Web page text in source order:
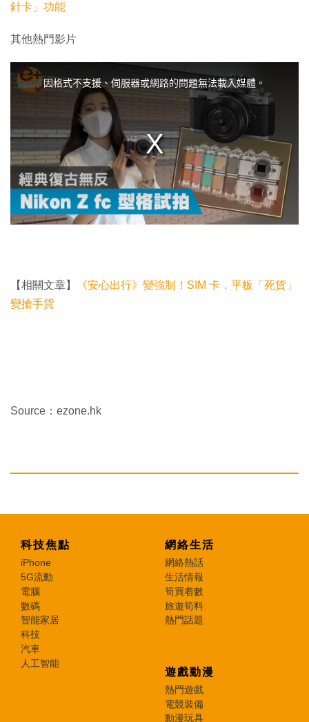
針卡」功能
其他熱門影片
a
l
i
n
.
因格式不支援、伺服器或網路的問題無法載入媒體。
【相關文章】
《安心出行》變強制！SIM 卡．平板「死貨」
變搶手貨
Source：ezone.hk
科技焦點
iPhone
5G流動
電腦
數碼
智能家居
科技
汽車
人工智能
網絡生活
網絡熱話
生活情報
筍買着數
旅遊筍料
熱門話題
遊戲動漫
熱門遊戲
電競裝備
動漫玩具